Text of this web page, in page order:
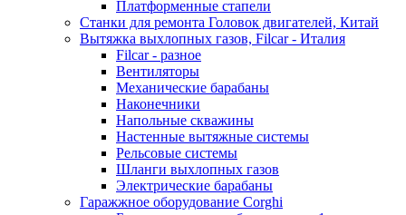
Платформенные стапели
Станки для ремонта Головок двигателей, Китай
Вытяжка выхлопных газов, Filcar - Италия
Filcar - разное
Вентиляторы
Механические барабаны
Наконечники
Напольные скважины
Настенные вытяжные системы
Рельсовые системы
Шланги выхлопных газов
Электрические барабаны
Гаражжное оборудование Corghi